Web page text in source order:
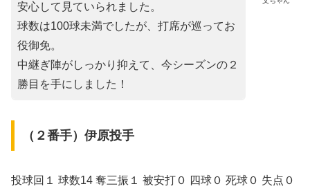
安心して見ていられました。
球数は100球未満でしたが、打席が巡ってお
役御免。
中継ぎ陣がしっかり抑えて、今シーズンの２
勝目を手にしました！
（２番手）伊原投手
投球回１ 球数14 奪三振１ 被安打０ 四球０ 死球０ 失点０